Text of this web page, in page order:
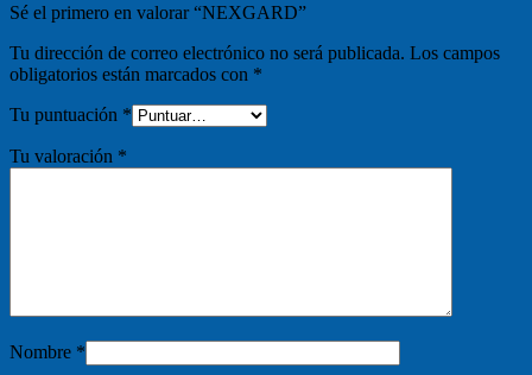
Sé el primero en valorar “NEXGARD”
Tu dirección de correo electrónico no será publicada. Los campos
obligatorios están marcados con *
Tu puntuación *
Tu valoración *
Nombre *